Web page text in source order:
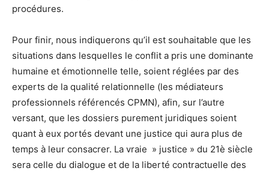
procédures.
Pour finir, nous indiquerons qu’il est souhaitable que les
situations dans lesquelles le conflit a pris une dominante
humaine et émotionnelle telle, soient réglées par des
experts de la qualité relationnelle (les médiateurs
professionnels référencés CPMN), afin, sur l’autre
versant, que les dossiers purement juridiques soient
quant à eux portés devant une justice qui aura plus de
temps à leur consacrer. La vraie » justice » du 21è siècle
sera celle du dialogue et de la liberté contractuelle des